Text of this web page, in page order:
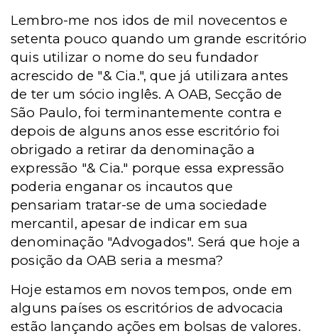
Lembro-me nos idos de mil novecentos e
setenta pouco quando um grande escritório
quis utilizar o nome do seu fundador
acrescido de "& Cia.", que já utilizara antes
de ter um sócio inglês. A OAB, Secção de
São Paulo, foi terminantemente contra e
depois de alguns anos esse escritório foi
obrigado a retirar da denominação a
expressão "& Cia." porque essa expressão
poderia enganar os incautos que
pensariam tratar-se de uma sociedade
mercantil, apesar de indicar em sua
denominação "Advogados". Será que hoje a
posição da OAB seria a mesma?
Hoje estamos em novos tempos, onde em
alguns países os escritórios de advocacia
estão lançando ações em bolsas de valores.